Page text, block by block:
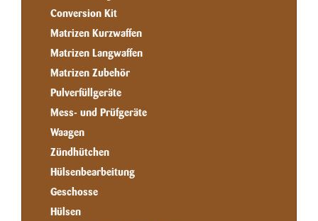
Conversion Kit
Matrizen Kurzwaffen
Matrizen Langwaffen
Matrizen Zubehör
Pulverfüllgeräte
Mess- und Prüfgeräte
Waagen
Zündhütchen
Hülsenbearbeitung
Geschosse
Hülsen